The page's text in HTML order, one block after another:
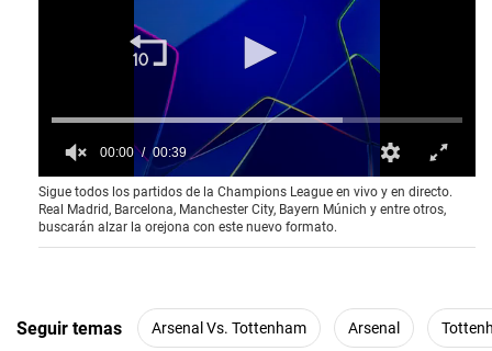
0
s
e
c
o
o
f
00:00 00:39
Sigue todos los partidos de la Champions League en vivo y en directo.
Real Madrid, Barcelona, Manchester City, Bayern Múnich y entre otros,
buscarán alzar la orejona con este nuevo formato.
Seguir temas Arsenal Vs. Tottenham Arsenal